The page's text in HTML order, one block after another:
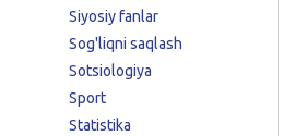
Siyosiy fanlar
Sog'liqni saqlash
Sotsiologiya
Sport
Statistika